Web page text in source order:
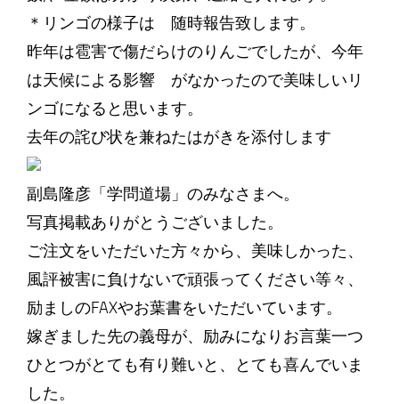
＊リンゴの様子は 随時報告致します。
昨年は雹害で傷だらけのりんごでしたが、今年
は天候による影響 がなかったので美味しいリ
ンゴになると思います。
去年の詫び状を兼ねたはがきを添付します
副島隆彦「学問道場」のみなさまへ。
写真掲載ありがとうございました。
ご注文をいただいた方々から、美味しかった、
風評被害に負けないで頑張ってください等々、
励ましのFAXやお葉書をいただいています。
嫁ぎました先の義母が、励みになりお言葉一つ
ひとつがとても有り難いと、とても喜んでいま
した。